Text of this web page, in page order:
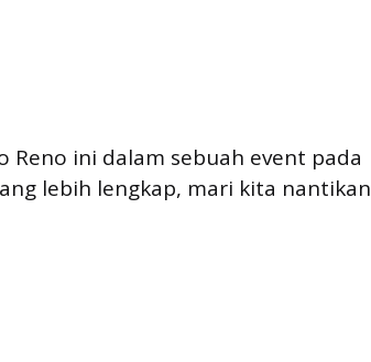
Reno ini dalam sebuah event pada
lebih lengkap, mari kita nantikan